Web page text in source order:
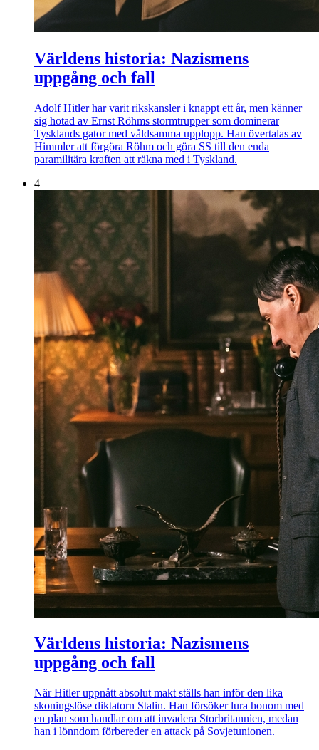
Världens historia: Nazismens
uppgång och fall
Adolf Hitler har varit rikskansler i knappt ett år, men känner
sig hotad av Ernst Röhms stormtrupper som dominerar
Tysklands gator med våldsamma upplopp. Han övertalas av
Himmler att förgöra Röhm och göra SS till den enda
paramilitära kraften att räkna med i Tyskland.
4
Världens historia: Nazismens
uppgång och fall
När Hitler uppnått absolut makt ställs han inför den lika
skoningslöse diktatorn Stalin. Han försöker lura honom med
en plan som handlar om att invadera Storbritannien, medan
han i lönndom förbereder en attack på Sovjetunionen.